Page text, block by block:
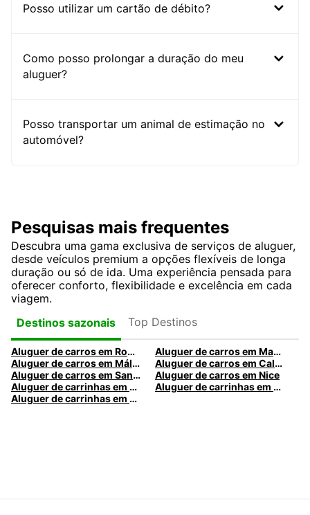
Posso utilizar um cartão de débito?
Como posso prolongar a duração do meu
aluguer?
Posso transportar um animal de estimação no
automóvel?
Pesquisas mais frequentes
Descubra uma gama exclusiva de serviços de aluguer,
desde veículos premium a opções flexíveis de longa
duração ou só de ida. Uma experiência pensada para
oferecer conforto, flexibilidade e excelência em cada
viagem.
Destinos sazonais
Top Destinos
Aluguer de carros em Roma
Aluguer de carros em Madrid
Aluguer de carros em Málaga
Aluguer de carros em Caldas da Rainha
Aluguer de carros em Santa Maria da Feira
Aluguer de carros em Nice
Aluguer de carrinhas em Nice
Aluguer de carrinhas em Santa Maria da Feira
Aluguer de carrinhas em Caldas da Rainha